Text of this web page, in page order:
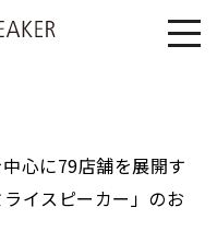
心に79店舗を展開す
イスピーカー」のお